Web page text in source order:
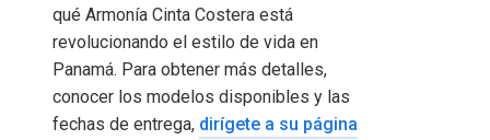
qué Armonía Cinta Costera está
revolucionando el estilo de vida en
Panamá. Para obtener más detalles,
conocer los modelos disponibles y las
fechas de entrega, dirígete a su página